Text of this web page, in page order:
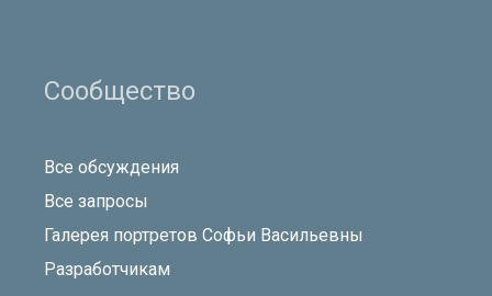
Сообщество
Все обсуждения
Все запросы
Галерея портретов Софьи Васильевны
Разработчикам